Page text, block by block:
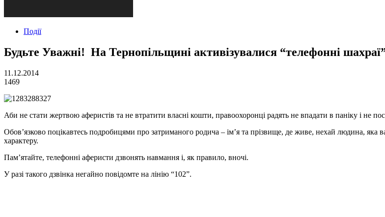
Події
Будьте Уважні! На Тернопільщині активізувалися “телефонні
11.12.2014
1469
Аби не стати жертвою аферистів та не втратити власні кошти, правоохоронці радять не впадати в паніку і не
Обов’язково поцікавтесь подробицями про затриманого родича – ім’я та прізвище, де живе, нехай людина, яка
характеру.
Пам’ятайте, телефонні аферисти дзвонять навмання і, як правило, вночі.
У разі такого дзвінка негайно повідомте на лінію “102”.